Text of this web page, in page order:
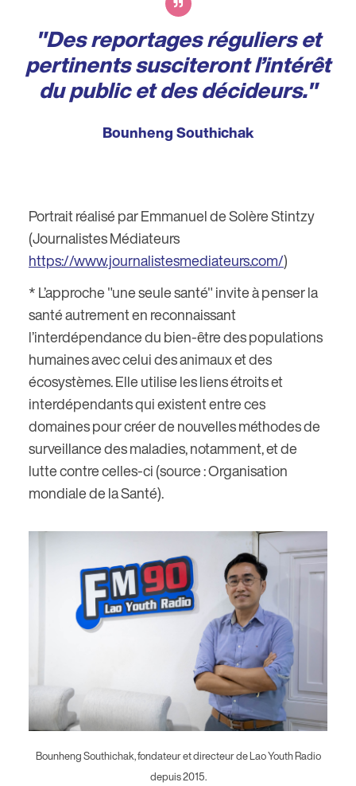
"Des reportages réguliers et
pertinents susciteront l’intérêt
du public et des décideurs."
Bounheng Southichak
Portrait réalisé par Emmanuel de Solère Stintzy
(Journalistes Médiateurs
https://www.journalistesmediateurs.com/)
* L’approche "une seule santé" invite à penser la
santé autrement en reconnaissant
l’interdépendance du bien-être des populations
humaines avec celui des animaux et des
écosystèmes. Elle utilise les liens étroits et
interdépendants qui existent entre ces
domaines pour créer de nouvelles méthodes de
surveillance des maladies, notamment, et de
lutte contre celles-ci (source : Organisation
mondiale de la Santé).
Bounheng Southichak, fondateur et directeur de Lao Youth Radio
depuis 2015.